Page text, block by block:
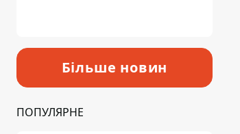
Більше новин
ПОПУЛЯРНЕ